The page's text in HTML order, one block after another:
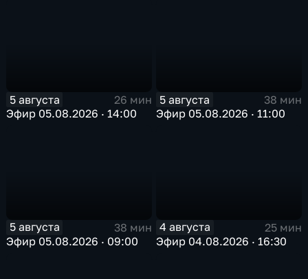
5 августа
26 мин
Эфир 05.08.2026 · 14:00
5 августа
38 мин
Эфир 05.08.2026 · 11:00
5 августа
38 мин
Эфир 05.08.2026 · 09:00
4 августа
25 мин
Эфир 04.08.2026 · 16:30